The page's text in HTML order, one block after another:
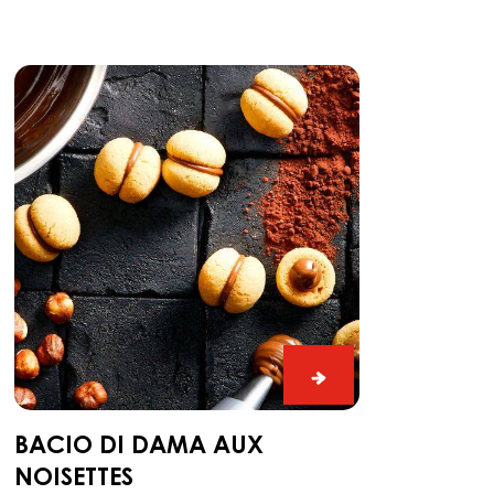
Bacio
di
BACIO DI DAMA AUX
NOISETTES
Bacio
di
dama
aux
noisettes